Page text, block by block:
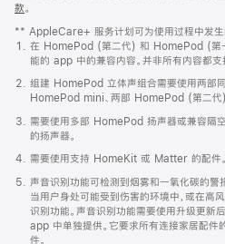
款。
窗
口
中
打
开)
** AppleCare+ 服务计划可为使用过程中发生
在 HomePod (第二代) 和 HomePod (第
能的 app 中的兼容内容。并非所有内容都支
组建 HomePod 立体声组合需要使用两部
HomePod mini、两部 HomePod (第二
需要使用多部 HomePod 扬声器或兼容隔
的扬声器。
需要使用支持 HomeKit 或 Matter 的配件。
声音识别功能可检测到烟雾和一氧化碳的警
当用户身处可能受到伤害的环境中，或在高
识别功能。声音识别功能需要使用升级更新
app 中单独提供。它要求所有连接家居配
件。